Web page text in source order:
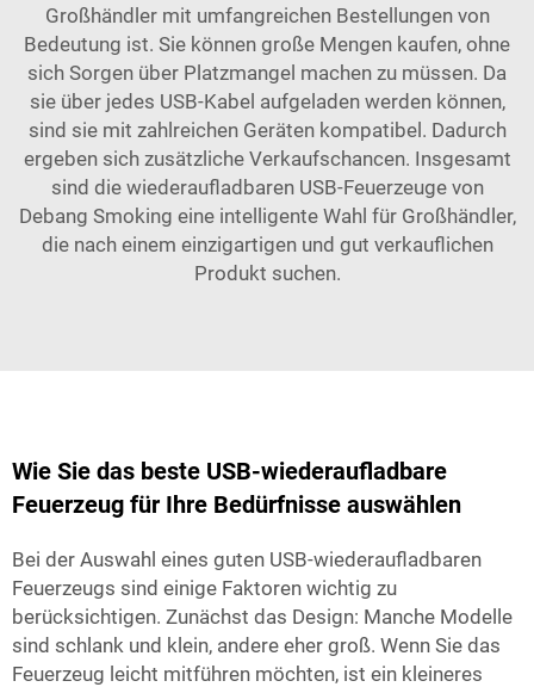
Großhändler mit umfangreichen Bestellungen von
Bedeutung ist. Sie können große Mengen kaufen, ohne
sich Sorgen über Platzmangel machen zu müssen. Da
sie über jedes USB-Kabel aufgeladen werden können,
sind sie mit zahlreichen Geräten kompatibel. Dadurch
ergeben sich zusätzliche Verkaufschancen. Insgesamt
sind die wiederaufladbaren USB-Feuerzeuge von
Debang Smoking eine intelligente Wahl für Großhändler,
die nach einem einzigartigen und gut verkauflichen
Produkt suchen.
Wie Sie das beste USB-wiederaufladbare
Feuerzeug für Ihre Bedürfnisse auswählen
Bei der Auswahl eines guten USB-wiederaufladbaren
Feuerzeugs sind einige Faktoren wichtig zu
berücksichtigen. Zunächst das Design: Manche Modelle
sind schlank und klein, andere eher groß. Wenn Sie das
Feuerzeug leicht mitführen möchten, ist ein kleineres